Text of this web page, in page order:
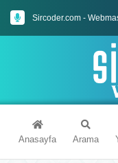
Sircoder.com -
Anasayfa Arama